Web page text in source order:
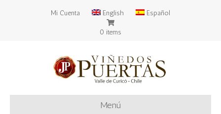
Mi Cuenta English Español
0 items
Menú